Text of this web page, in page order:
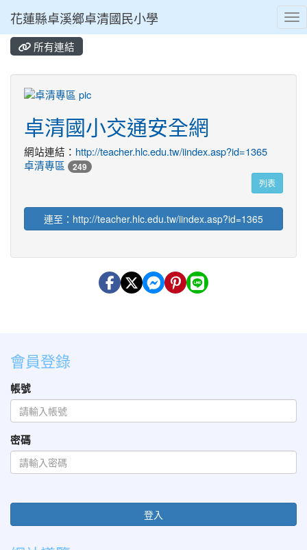
花蓮縣卓溪鄉卓清國民小學
所有連結
卓清國小交通安全網
網站連結： http://teacher.hlc.edu.tw/iindex.asp?id=1365
卓清專區
249
列表
連至：http://teacher.hlc.edu.tw/iindex.asp?id=1365
會員登錄
帳號
密碼
登入